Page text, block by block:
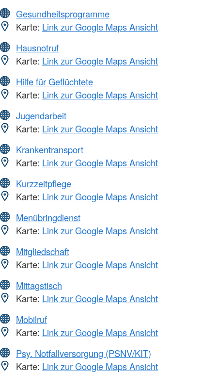
Gesundheitsprogramme
Karte: Link zur Google Maps Ansicht
Hausnotruf
Karte: Link zur Google Maps Ansicht
Hilfe für Geflüchtete
Karte: Link zur Google Maps Ansicht
Jugendarbeit
Karte: Link zur Google Maps Ansicht
Krankentransport
Karte: Link zur Google Maps Ansicht
Kurzzeitpflege
Karte: Link zur Google Maps Ansicht
Menübringdienst
Karte: Link zur Google Maps Ansicht
Mitgliedschaft
Karte: Link zur Google Maps Ansicht
Mittagstisch
Karte: Link zur Google Maps Ansicht
Mobilruf
Karte: Link zur Google Maps Ansicht
Psy. Notfallversorgung (PSNV/KIT)
Karte: Link zur Google Maps Ansicht